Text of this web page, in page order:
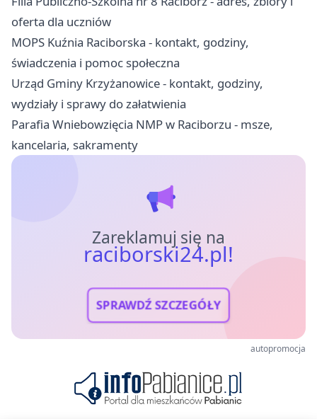
oferta dla uczniów
MOPS Kuźnia Raciborska - kontakt, godziny,
świadczenia i pomoc społeczna
Urząd Gminy Krzyżanowice - kontakt, godziny,
wydziały i sprawy do załatwienia
Parafia Wniebowzięcia NMP w Raciborzu - msze,
kancelaria, sakramenty
Zareklamuj się na
raciborski24.pl!
SPRAWDŹ SZCZEGÓŁY
autopromocja